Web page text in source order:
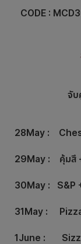
CODE :
จับ
28May :
29May : คุ้มสึ
30May : S&P
31May :
1June :